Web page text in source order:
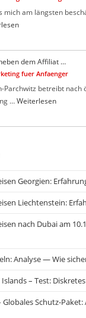
mich am längsten
dem Affiliat …
fuer Anfaenger
Parchwitz betreibt nach
…Weiterlesen
Georgien:
Liechtenstein:
nach Dubai am
Analyse — Wie
– Test:
Schutz-